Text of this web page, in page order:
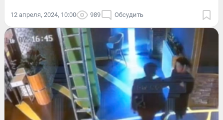
12 апреля, 2024, 10:00 989 Обсудить